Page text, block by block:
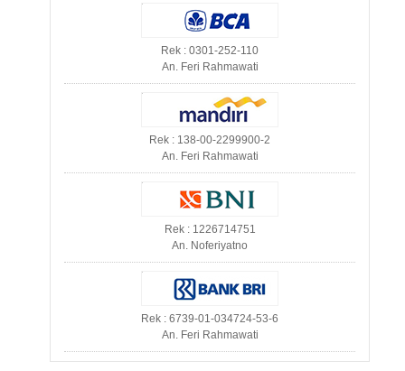
Rek : 0301-252-110
An. Feri Rahmawati
Rek : 138-00-2299900-2
An. Feri Rahmawati
Rek : 1226714751
An. Noferiyatno
Rek : 6739-01-034724-53-6
An. Feri Rahmawati